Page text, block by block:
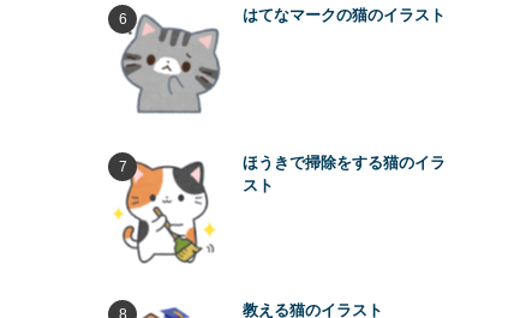
はてなマークの猫のイラスト
ほうきで掃除をする猫のイラ
スト
教える猫のイラスト